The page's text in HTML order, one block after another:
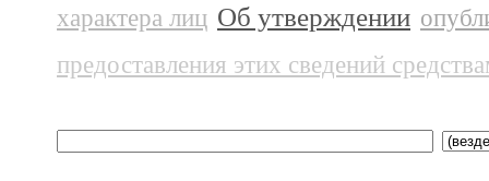
характера лиц Об утверждении
предоставления этих сведений